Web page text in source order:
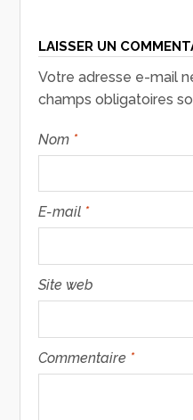
LAISSER UN
Votre adresse e-mail
champs obligatoires
Nom *
E-mail *
Site web
Commentaire *